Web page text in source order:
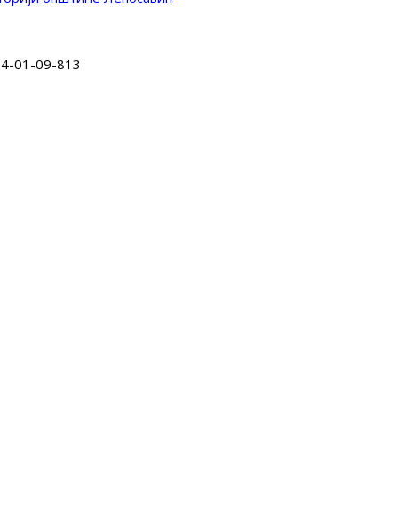
01-09-813